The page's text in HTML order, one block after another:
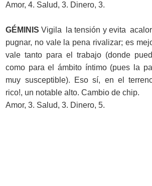
Amor, 4. Salud, 3. Dinero, 3.
GÉMINIS Vigila la tensión y evita
pugnar, no vale la pena rivalizar; es
vale tanto para el trabajo (donde
como para el ámbito íntimo (pues la
muy susceptible). Eso sí, en el
rico!, un notable alto. Cambio de chip.
Amor, 3. Salud, 3. Dinero, 5.